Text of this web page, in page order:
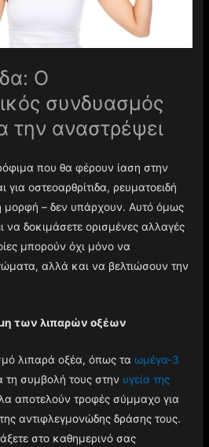
Ο
συνδυασμός
την αναστρέψει
που θα φέρουν ίαση στην
για οστεοαρθρίτιδα, ρευματοειδή
μορφή – δεν υπάρχουν. Αυτό όμως
να δοκιμάσετε ορισμένες αλλαγές
μπορούν όχι μόνο να
αλλά και να βελτιώσουν την
των λιπαρών οξέων
λιπαρά οξέα, όπως ταωμέγα-3
τη συμβολή τους στην υγεία της
αποτελούν τροφές σύμμαχο για
αντιφλεγμονώδης δράσης τους.
στο καθημερινό σας